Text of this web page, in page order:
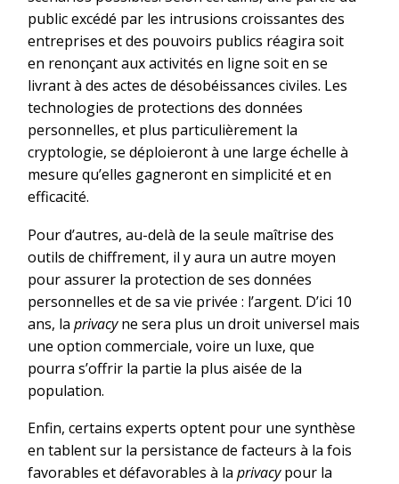
public excédé par les intrusions croissantes des
entreprises et des pouvoirs publics réagira soit
en renonçant aux activités en ligne soit en se
livrant à des actes de désobéissances civiles. Les
technologies de protections des données
personnelles, et plus particulièrement la
cryptologie, se déploieront à une large échelle à
mesure qu’elles gagneront en simplicité et en
efficacité.
Pour d’autres, au-delà de la seule maîtrise des
outils de chiffrement, il y aura un autre moyen
pour assurer la protection de ses données
personnelles et de sa vie privée : l’argent. D’ici 10
ans, la privacyne sera plus un droit universel mais
une option commerciale, voire un luxe, que
pourra s’offrir la partie la plus aisée de la
population.
Enfin, certains experts optent pour une synthèse
en tablent sur la persistance de facteurs à la fois
favorables et défavorables à la privacypour la